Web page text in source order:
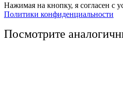
Нажимая на кнопку, я согласен с
Политики конфиденциальности
Посмотрите